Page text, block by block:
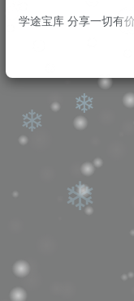
学途宝库 分享一切有
❄